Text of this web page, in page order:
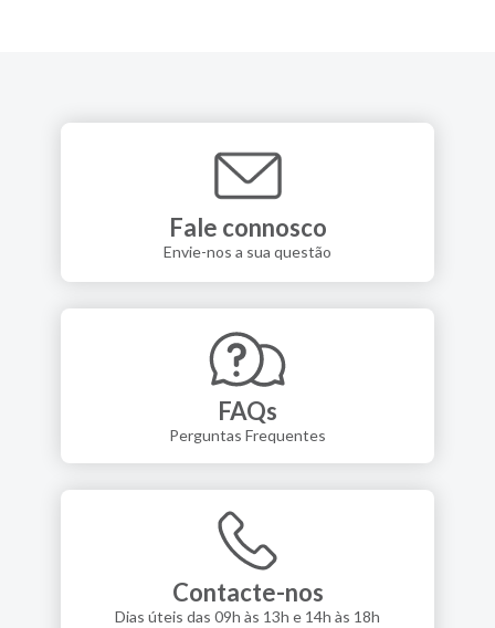
Fale connosco
Envie-nos a sua questão
FAQs
Perguntas Frequentes
Contacte-nos
Dias úteis das 09h às 13h e 14h às 18h